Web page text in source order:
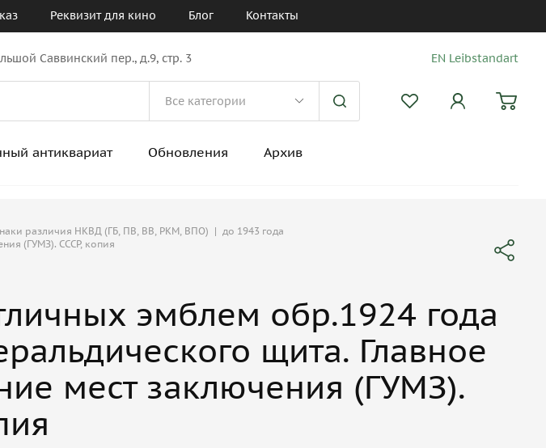
Реквизит для кино Блог Контакты
Саввинский пер., д.9, стр. 3 EN Leibstandart
антиквариат Обновления Архив
различия НКВД (ГБ, ПВ, ВВ, РКМ, ВПО) | до 1943 года
(ГУМЗ). СССР, копия
эмблем обр.1924 года
щита. Главное
мест заключения (ГУМЗ).